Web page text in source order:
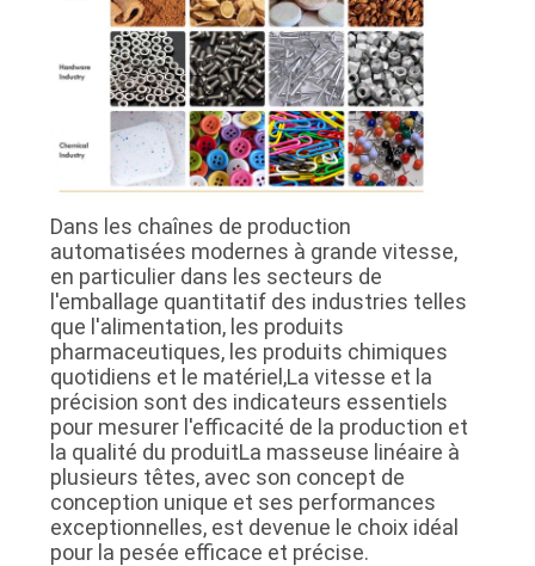
POLITIQUE
CONFIDENTIALITÉ
Dans les chaînes de production
automatisées modernes à grande vitesse,
en particulier dans les secteurs de
l'emballage quantitatif des industries telles
que l'alimentation, les produits
pharmaceutiques, les produits chimiques
quotidiens et le matériel,La vitesse et la
précision sont des indicateurs essentiels
pour mesurer l'efficacité de la production et
la qualité du produitLa masseuse linéaire à
plusieurs têtes, avec son concept de
conception unique et ses performances
exceptionnelles, est devenue le choix idéal
pour la pesée efficace et précise.